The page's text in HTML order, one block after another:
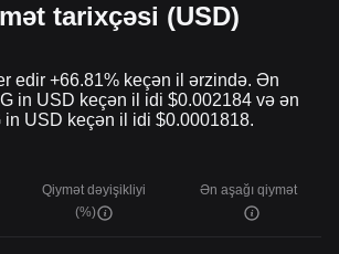
tarixçəsi (USD)
edir +66.81% keçən il ərzində. Ən
in USD keçən il idi $0.002184 və ən
in USD keçən il idi $0.0001818.
Qiymət dəyişikliyi
(%)
Ən aşağı qiymət